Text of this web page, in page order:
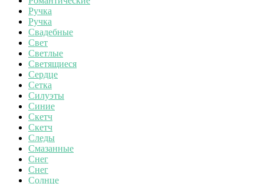
Ручка
Ручка
Свадебные
Свет
Светлые
Светящиеся
Сердце
Сетка
Силуэты
Синие
Скетч
Скетч
Следы
Смазанные
Снег
Снег
Солнце